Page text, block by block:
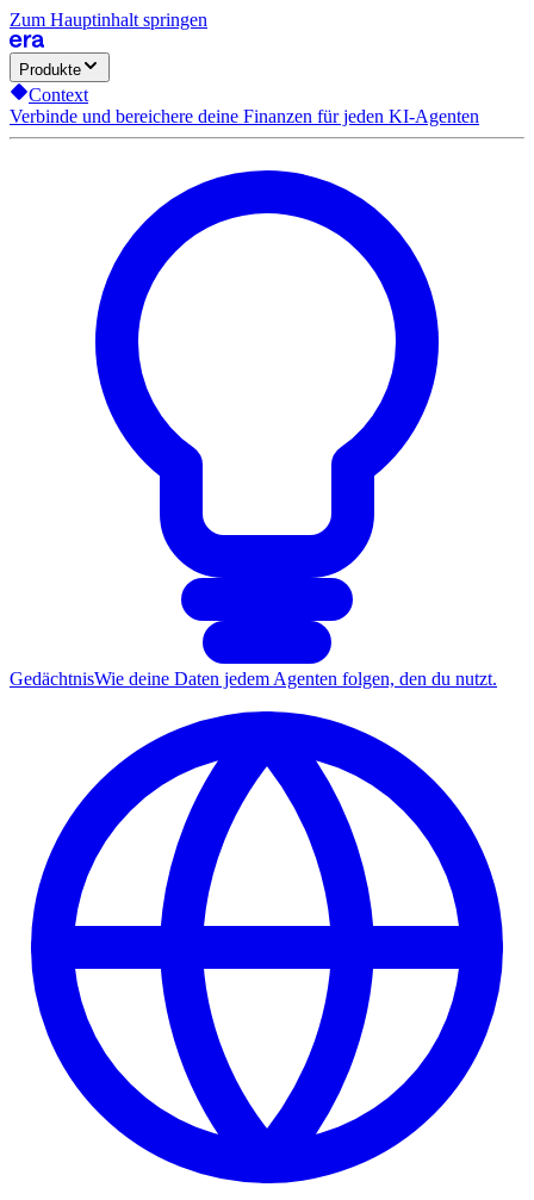
Zum Hauptinhalt springen
Produkte
Context
Verbinde und bereichere deine Finanzen für jeden KI-Agenten
GedächtnisWie deine Daten jedem Agenten folgen, den du nutzt.